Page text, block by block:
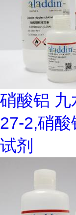
硝酸铝 九
27-2,硝
试剂